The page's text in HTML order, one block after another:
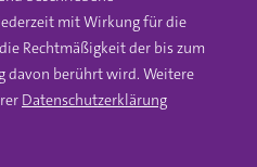
mit Wirkung für die
Rechtmäßigkeit der bis zum
davon berührt wird. Weitere
Datenschutzerklärung